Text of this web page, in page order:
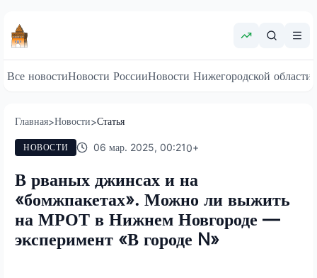
Все новостиНовости РоссииНовости Нижегородской области
Главная>Новости>Статья
НОВОСТИ 06 мар. 2025, 00:210+
В рваных джинсах и на
«бомжпакетах». Можно ли выжить
на МРОТ в Нижнем Новгороде —
эксперимент «В городе N»